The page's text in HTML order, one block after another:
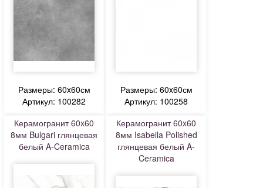
Размеры: 60x60см
Артикул: 100282
Размеры: 60x60см
Артикул: 100258
Керамогранит 60x60
8мм Bulgari глянцевая
белый A-Ceramica
Керамогранит 60x60
8мм Isabella Polished
глянцевая белый A-
Ceramica